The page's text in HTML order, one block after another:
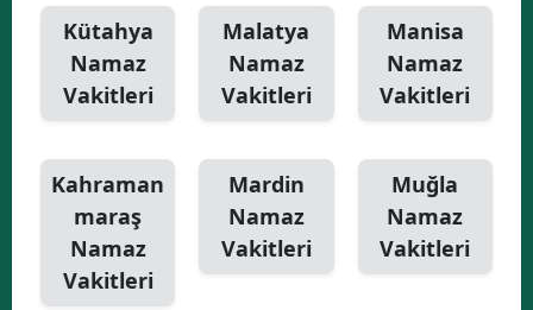
Kütahya
Namaz
Vakitleri
Malatya
Namaz
Vakitleri
Manisa
Namaz
Vakitleri
Kahraman
maraş
Namaz
Vakitleri
Mardin
Namaz
Vakitleri
Muğla
Namaz
Vakitleri